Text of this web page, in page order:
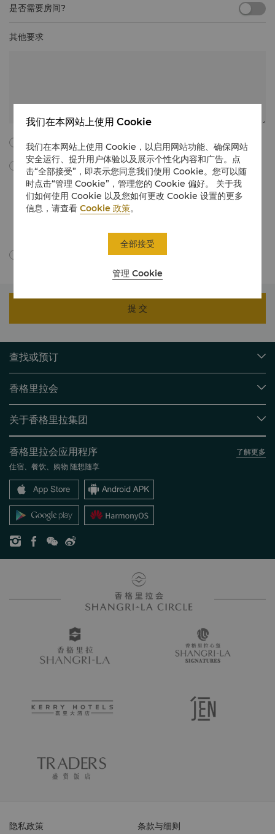
是否需要房间?
其他要求
我同意以下所有的条款与细则。
勾选此框，我同意通过电子邮件接收由“香格里拉国际酒店管理有限公
司”所提供的会议与宴会营销材料、促销信息、更新等。我理解，我可以
通过遵循有关会议和宴会的营销传播中的取消订阅说明，或通过电子邮件
在 unsubscribe@shangri-la.com上取消订阅，随时撤回我的同意。
我同意依据隐私政策跨境传输我的个人信息。
提 交
查找或预订
查找预订
餐厅与酒吧
香格里拉会
加入香格里拉会
常见问题
联络我们
关于香格里拉集团
我们的酒店品牌
香格里拉中心
香格里拉公寓
联系方式
职业发展
企业社会责任
新闻稿
香格里拉会应用程序
了解更多
住宿、餐饮、购物 随想随享
隐私政策 条款与细则
我们在本网站上使用 Cookie
我们在本网站上使用 Cookie，以启用网站功能、确保网站
安全运行、提升用户体验以及展示个性化内容和广告。点
击“全部接受”，即表示您同意我们使用 Cookie。您可以随
时点击“管理 Cookie”，管理您的 Cookie 偏好。 关于我
们如何使用 Cookie 以及您如何更改 Cookie 设置的更多
信息，请查看Cookie 政策。
管理 Cookie
全部接受